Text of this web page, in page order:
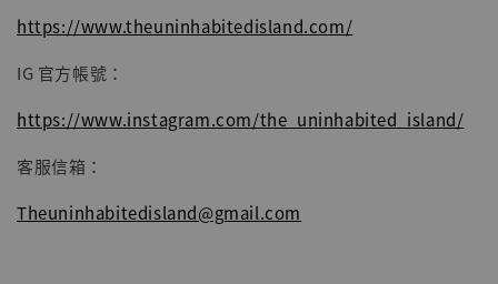
https://www.theuninhabitedisland.com/
IG 官方帳號：
https://www.instagram.com/the_uninhabited_island/
客服信箱：
Theuninhabitedisland@gmail.com